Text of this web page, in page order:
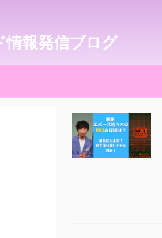
報発信ブログ